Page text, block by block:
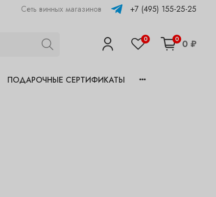
Сеть винных магазинов +7 (495) 155-25-25
0 0 0 ₽
ПОДАРОЧНЫЕ СЕРТИФИКАТЫ